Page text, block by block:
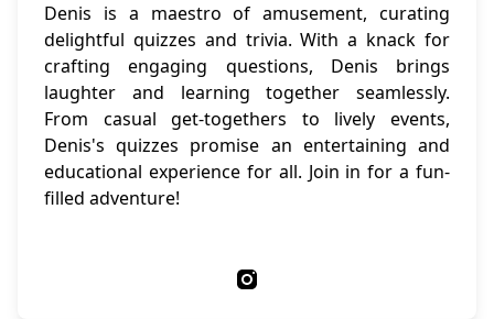
Denis is a maestro of amusement, curating
delightful quizzes and trivia. With a knack for
crafting engaging questions, Denis brings
laughter and learning together seamlessly.
From casual get-togethers to lively events,
Denis's quizzes promise an entertaining and
educational experience for all. Join in for a fun-
filled adventure!